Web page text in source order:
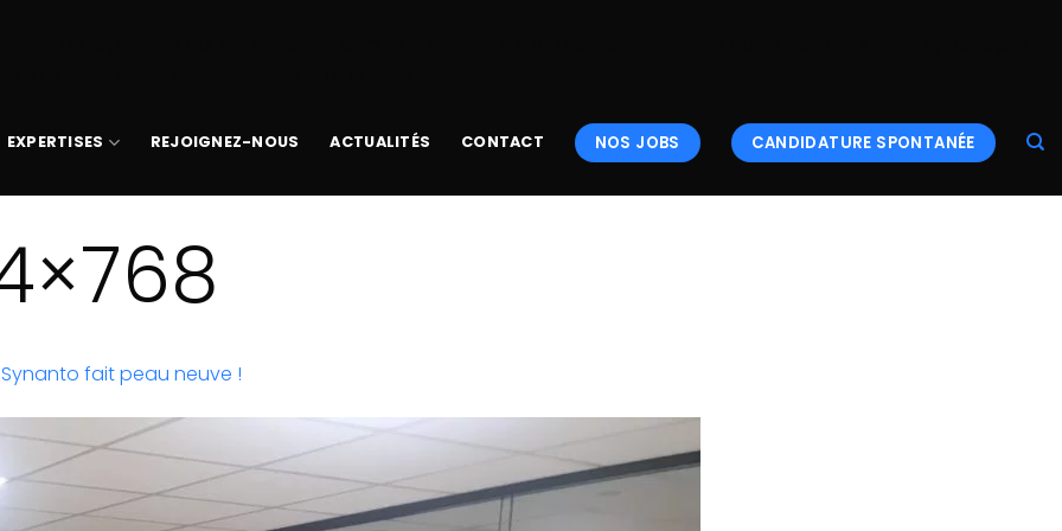
EXPERTISES REJOIGNEZ-NOUS ACTUALITÉS CONTACT NOS JOBS CANDIDATURE SPONTANÉE
fait peau neuve !